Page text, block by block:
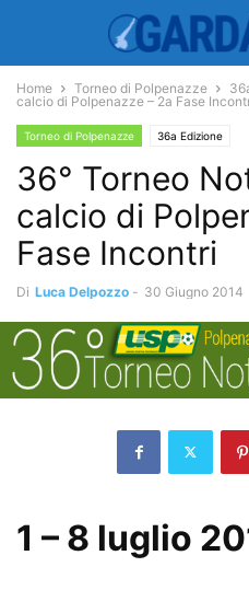
Home Torneo di Polpenazze
calcio di Polpenazze – 2a Fase
Torneo di Polpenazze 36a Edizione
36° Torneo
calcio di
Fase Incontri
Di Luca Delpozzo - 30 Giugno 2014
1 – 8 luglio